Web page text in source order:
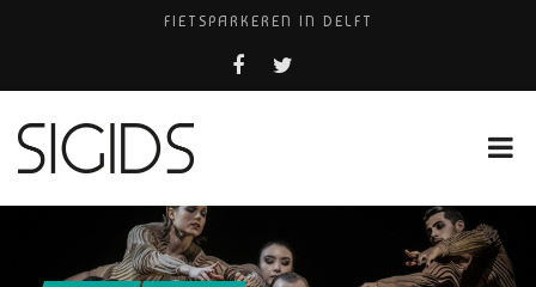
FIETSPARKEREN IN DELFT
PIZZERIA POMPEÏ ￼
COCKTAILS ON THE SPOT!